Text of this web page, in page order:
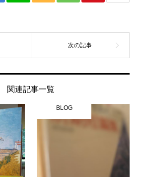
関連記事一覧
BLOG